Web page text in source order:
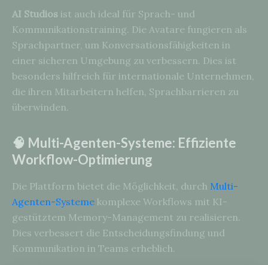
AI Studios ist auch ideal für Sprach- und
Kommunikationstraining. Die Avatare fungieren als
Sprachpartner, um Konversationsfähigkeiten in
einer sicheren Umgebung zu verbessern. Dies ist
besonders hilfreich für internationale Unternehmen,
die ihren Mitarbeitern helfen, Sprachbarrieren zu
überwinden.
🧠 Multi-Agenten-Systeme: Effiziente
Workflow-Optimierung
Die Plattform bietet die Möglichkeit, durch Multi-
Agenten-Systeme komplexe Workflows mit KI-
gestütztem Memory-Management zu realisieren.
Dies verbessert die Entscheidungsfindung und
Kommunikation in Teams erheblich.